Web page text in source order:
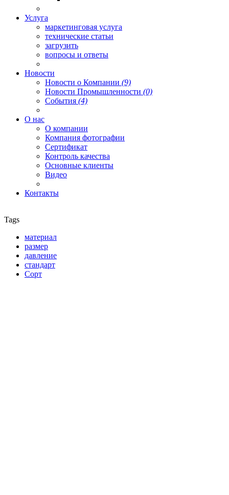
Услуга
маркетинговая услуга
технические статьи
загрузить
вопросы и ответы
Новости
Новости о Компании (9)
Новости Промышленности (0)
События (4)
О нас
О компании
Компания фотографии
Сертификат
Контроль качества
Основные клиенты
Видео
Контакты
Tags
материал
размер
давление
стандарт
Сорт